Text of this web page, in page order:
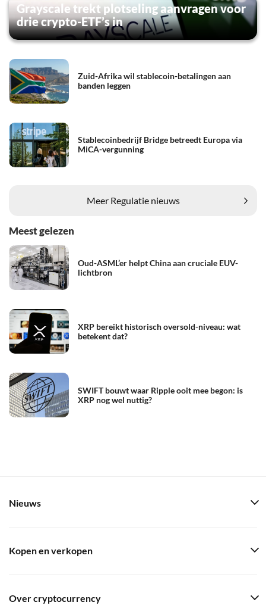
Grayscale trekt plotseling aanvragen voor
drie crypto-ETF’s in
Zuid-Afrika wil stablecoin-betalingen aan
banden leggen
Stablecoinbedrijf Bridge betreedt Europa via
MiCA-vergunning
Meer Regulatie nieuws
Meest gelezen
Oud-ASML’er helpt China aan cruciale EUV-
lichtbron
XRP bereikt historisch oversold-niveau: wat
betekent dat?
SWIFT bouwt waar Ripple ooit mee begon: is
XRP nog wel nuttig?
Nieuws
Kopen en verkopen
Over cryptocurrency